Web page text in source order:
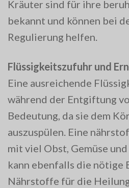
Kräuter sind für ihre
bekannt und können bei
Regulierung helfen.
Flüssigkeitszufuhr und
Eine ausreichende
während der Entgiftung
Bedeutung, da sie dem
auszuspülen. Eine
mit viel Obst, Gemüse
kann ebenfalls die nötige
Nährstoffe für die